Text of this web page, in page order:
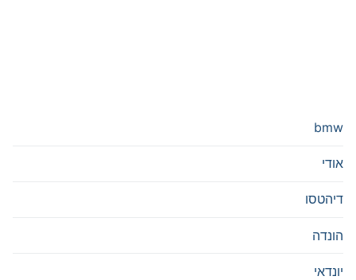
bmw
אודי
דיהטסו
הונדה
יונדאי